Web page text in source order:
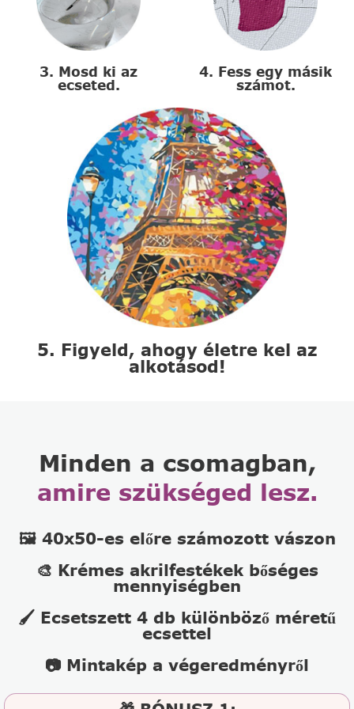
3. Mosd ki az
ecseted.
4. Fess egy másik
számot.
5. Figyeld, ahogy életre kel az
alkotásod!
Minden a csomagban,
amire szükséged lesz.
🖼️ 40x50-es előre számozott vászon
🎨 Krémes akrilfestékek bőséges
mennyiségben
🖌️ Ecsetszett 4 db különböző méretű
ecsettel
📷 Mintakép a végeredményről